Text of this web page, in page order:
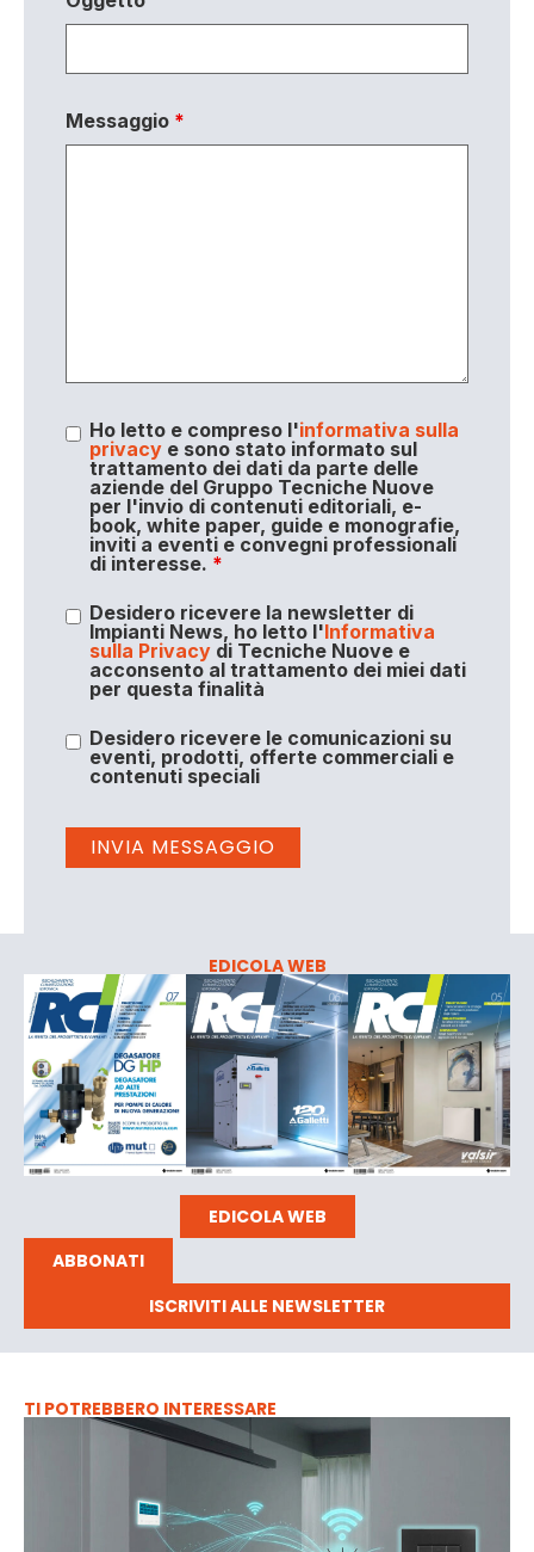
Messaggio *
Ho letto e compreso l'informativa sulla
privacye sono stato informato sul
trattamento dei dati da parte delle
aziende del Gruppo Tecniche Nuove
per l'invio di contenuti editoriali, e-
book, white paper, guide e monografie,
inviti a eventi e convegni professionali
di interesse. *
Desidero ricevere la newsletter di
Impianti News, ho letto l'Informativa
sulla Privacydi Tecniche Nuove e
acconsento al trattamento dei miei dati
per questa finalità
Desidero ricevere le comunicazioni su
eventi, prodotti, offerte commerciali e
contenuti speciali
EDICOLA WEB
EDICOLA WEB
ABBONATI
ISCRIVITI ALLE NEWSLETTER
TI POTREBBERO INTERESSARE